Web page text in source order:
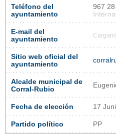
Teléfono del
ayuntamiento
967
E-mail del
ayuntamiento
Sitio web oficial del
ayuntamiento
Alcalde municipal de
Corral-Rubio
Fecha de elección 17
Partido político PP